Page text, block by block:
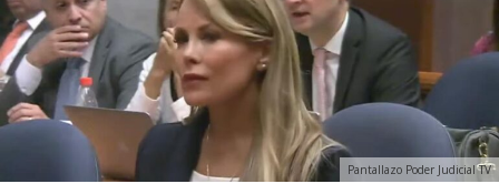
Pantallazo Poder Judicial TV